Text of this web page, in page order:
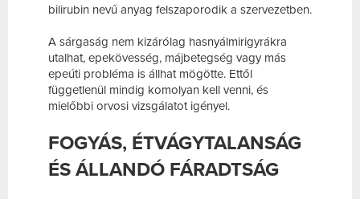
bilirubin nevű anyag felszaporodik a szervezetben.
A sárgaság nem kizárólag hasnyálmirigyrákra
utalhat, epekövesség, májbetegség vagy más
epeúti probléma is állhat mögötte. Ettől
függetlenül mindig komolyan kell venni, és
mielőbbi orvosi vizsgálatot igényel.
FOGYÁS, ÉTVÁGYTALANSÁG
ÉS ÁLLANDÓ FÁRADTSÁG